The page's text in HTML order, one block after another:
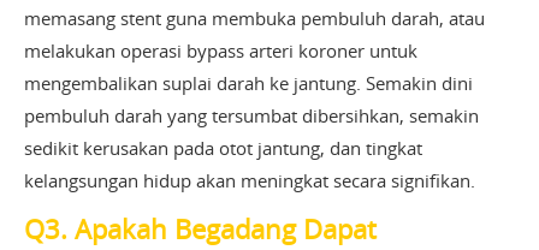
memasang stent guna membuka pembuluh darah, atau
melakukan operasi bypass arteri koroner untuk
mengembalikan suplai darah ke jantung. Semakin dini
pembuluh darah yang tersumbat dibersihkan, semakin
sedikit kerusakan pada otot jantung, dan tingkat
kelangsungan hidup akan meningkat secara signifikan.
Q3. Apakah Begadang Dapat